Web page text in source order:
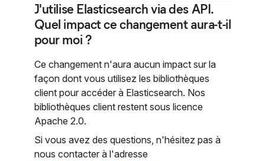
J'utilise Elasticsearch via des API.
Quel impact ce changement aura-t-il
pour moi ?
Ce changement n'aura aucun impact sur la
façon dont vous utilisez les bibliothèques
client pour accéder à Elasticsearch. Nos
bibliothèques client restent sous licence
Apache 2.0.
Si vous avez des questions, n'hésitez pas à
nous contacter à l'adresse